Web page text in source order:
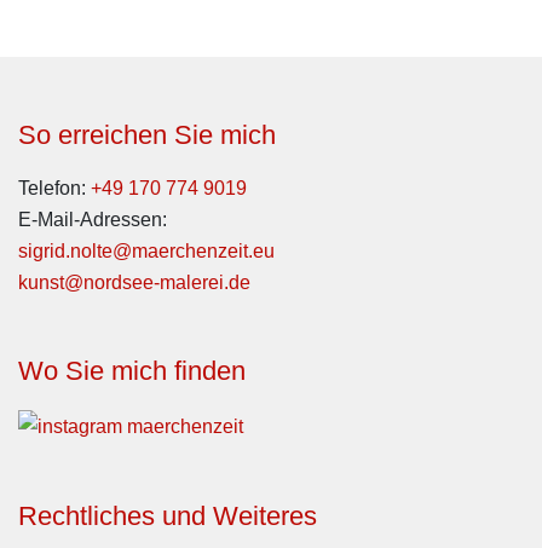
So erreichen Sie mich
Telefon: +49 170 774 9019
E-Mail-Adressen:
sigrid.nolte@maerchenzeit.eu
kunst@nordsee-malerei.de
Wo Sie mich finden
Rechtliches und Weiteres